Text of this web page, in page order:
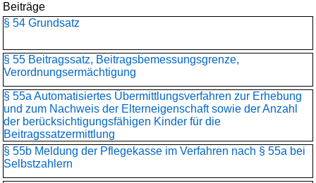
Beiträge
§ 54 Grundsatz
§ 55 Beitragssatz, Beitragsbemessungsgrenze,
Verordnungsermächtigung
§ 55a Automatisiertes Übermittlungsverfahren zur Erhebung
und zum Nachweis der Elterneigenschaft sowie der Anzahl
der berücksichtigungsfähigen Kinder für die
Beitragssatzermittlung
§ 55b Meldung der Pflegekasse im Verfahren nach § 55a bei
Selbstzahlern